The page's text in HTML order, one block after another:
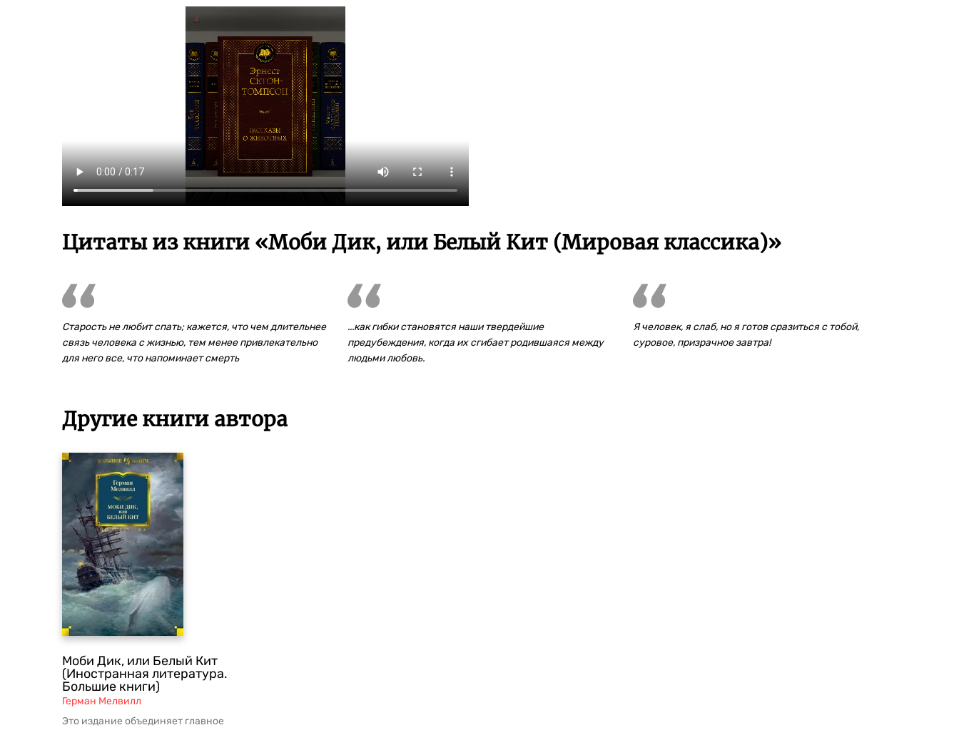
Цитаты из книги «Моби Дик, или Белый Кит (Мировая классика)»
Старость не любит спать; кажется, что чем длительнее
связь человека с жизнью, тем менее привлекательно
для него все, что напоминает смерть
...как гибки становятся наши твердейшие
предубеждения, когда их сгибает родившаяся между
людьми любовь.
Я человек, я слаб, но я готов сразиться с тобой,
суровое, призрачное завтра!
Другие книги автора
Моби Дик, или Белый Кит
(Иностранная литература.
Большие книги)
Герман Мелвилл
Это издание объединяет главное